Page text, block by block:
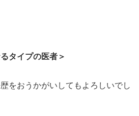
タイプの医者＞
おうかがいしてもよろしいでし